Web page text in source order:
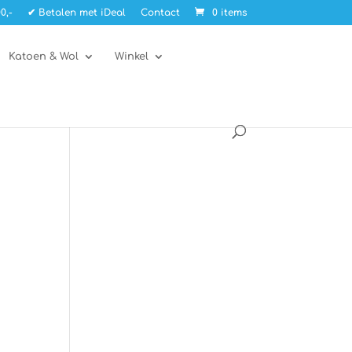
✔ Betalen met iDeal Contact 0 items
Katoen & Wol Winkel